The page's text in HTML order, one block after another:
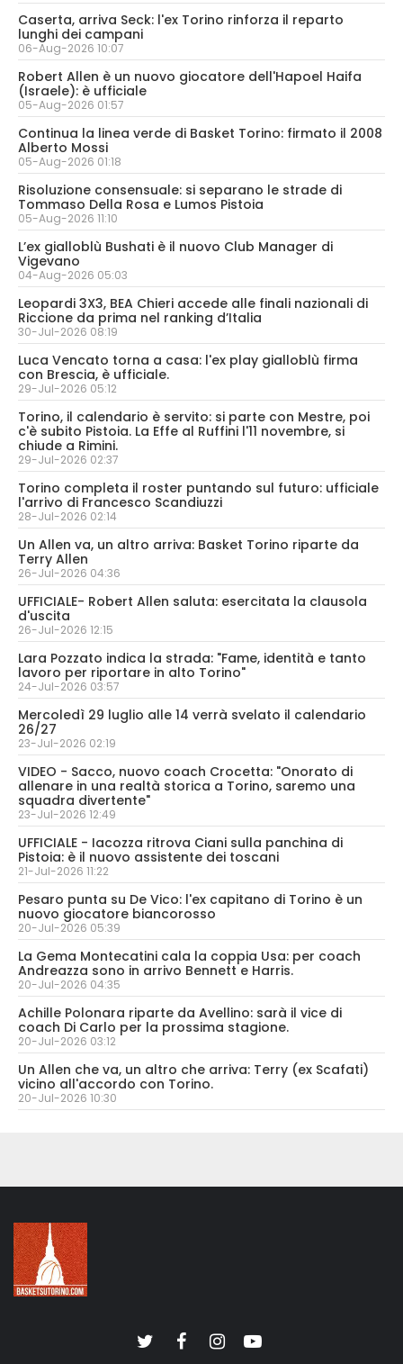
Caserta, arriva Seck: l'ex Torino rinforza il reparto
lunghi dei campani
06-Aug-2026 10:07
Robert Allen è un nuovo giocatore dell'Hapoel Haifa
(Israele): è ufficiale
05-Aug-2026 01:57
Continua la linea verde di Basket Torino: firmato il 2008
Alberto Mossi
05-Aug-2026 01:18
Risoluzione consensuale: si separano le strade di
Tommaso Della Rosa e Lumos Pistoia
05-Aug-2026 11:10
L’ex gialloblù Bushati è il nuovo Club Manager di
Vigevano
04-Aug-2026 05:03
Leopardi 3X3, BEA Chieri accede alle finali nazionali di
Riccione da prima nel ranking d’Italia
30-Jul-2026 08:19
Luca Vencato torna a casa: l'ex play gialloblù firma
con Brescia, è ufficiale.
29-Jul-2026 05:12
Torino, il calendario è servito: si parte con Mestre, poi
c'è subito Pistoia. La Effe al Ruffini l'11 novembre, si
chiude a Rimini.
29-Jul-2026 02:37
Torino completa il roster puntando sul futuro: ufficiale
l'arrivo di Francesco Scandiuzzi
28-Jul-2026 02:14
Un Allen va, un altro arriva: Basket Torino riparte da
Terry Allen
26-Jul-2026 04:36
UFFICIALE- Robert Allen saluta: esercitata la clausola
d'uscita
26-Jul-2026 12:15
Lara Pozzato indica la strada: "Fame, identità e tanto
lavoro per riportare in alto Torino"
24-Jul-2026 03:57
Mercoledì 29 luglio alle 14 verrà svelato il calendario
26/27
23-Jul-2026 02:19
VIDEO - Sacco, nuovo coach Crocetta: "Onorato di
allenare in una realtà storica a Torino, saremo una
squadra divertente"
23-Jul-2026 12:49
UFFICIALE - Iacozza ritrova Ciani sulla panchina di
Pistoia: è il nuovo assistente dei toscani
21-Jul-2026 11:22
Pesaro punta su De Vico: l'ex capitano di Torino è un
nuovo giocatore biancorosso
20-Jul-2026 05:39
La Gema Montecatini cala la coppia Usa: per coach
Andreazza sono in arrivo Bennett e Harris.
20-Jul-2026 04:35
Achille Polonara riparte da Avellino: sarà il vice di
coach Di Carlo per la prossima stagione.
20-Jul-2026 03:12
Un Allen che va, un altro che arriva: Terry (ex Scafati)
vicino all'accordo con Torino.
20-Jul-2026 10:30